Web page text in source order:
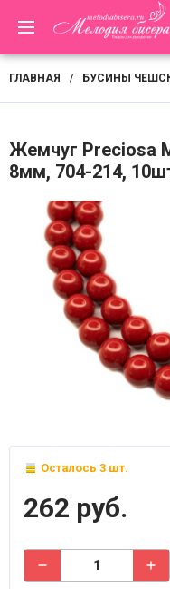
ГЛАВНАЯ / БУСИНЫ
Жемчуг Preciosa
8мм, 704-214,
Осталось 3 шт.
262 руб.